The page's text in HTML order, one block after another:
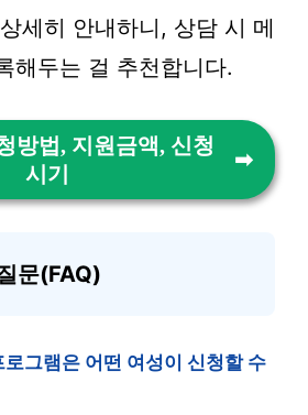
세히 안내하니, 상담 시 메
해두는 걸 추천합니다.
방법, 지원금액, 신청
시기
문(FAQ)
그램은 어떤 여성이 신청할 수